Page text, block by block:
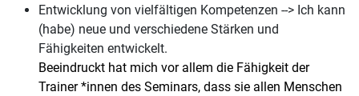
Entwicklung von vielfältigen Kompetenzen --> Ich kann
(habe) neue und verschiedene Stärken und
Fähigkeiten entwickelt.
Beeindruckt hat mich vor allem die Fähigkeit der
Trainer *innen des Seminars, dass sie allen Menschen